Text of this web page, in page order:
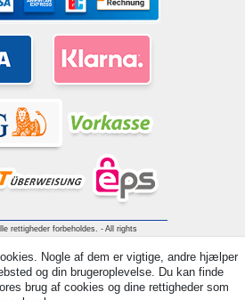
rettigheder forbeholdes. - All rights
to the UK!Nogle af dem er vigtige, andre hjælper
og din brugeroplevelse. Du kan finde
brug af cookies og dine rettigheder som